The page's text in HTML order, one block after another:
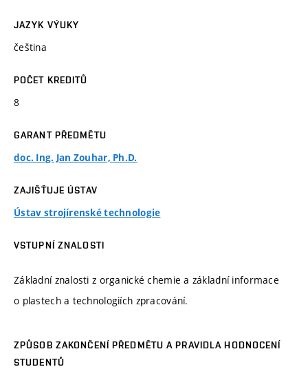
JAZYK VÝUKY
čeština
POČET KREDITŮ
8
GARANT PŘEDMĚTU
doc. Ing. Jan Zouhar, Ph.D.
ZAJIŠŤUJE ÚSTAV
Ústav strojírenské technologie
VSTUPNÍ ZNALOSTI
Základní znalosti z organické chemie a základní informace
o plastech a technologiích zpracování.
ZPŮSOB ZAKONČENÍ PŘEDMĚTU A PRAVIDLA HODNOCENÍ
STUDENTŮ